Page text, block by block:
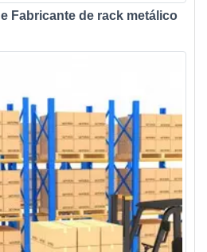
Fabricante de rack metálico